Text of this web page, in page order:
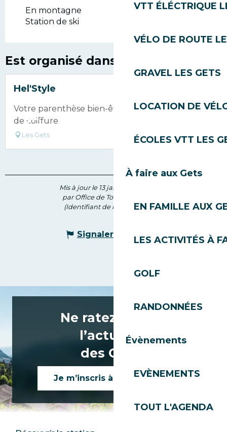
VTT ÉLÉCTRIQUE
VÉLO DE ROUTE
GRAVEL LES GETS
LOCATION DE
ÉCOLES VTT LES
À faire aux Gets
EN FAMILLE AUX
LES ACTIVITÉS À
GOLF
RANDONNÉES
Évènements
EVÈNEMENTS
TOUT L'AGENDA
En montagne
Station de ski
Est organisé dans le cadre de ...
Hel'Style
Votre parenthèse bien-être au coeur du salon
de coiffure
Les Gets
Mis à jour le 13 janvier 2026 à 16:59
par Office de Tourisme des Gets
(Identifiant de l'offre :
5977340)
Signaler une erreur
Ne ratez rien de
l’actualité
des Gets !
Je m’inscris à la newsletter